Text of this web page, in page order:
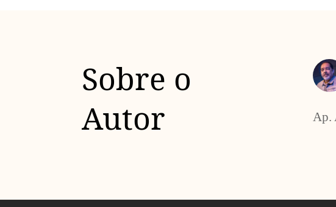
Sobre o
Autor
Ap.